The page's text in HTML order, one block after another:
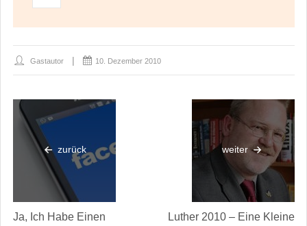
Gastautor 10. Dezember 2010
zurück
Ja, Ich Habe Einen
weiter
Luther 2010 – Eine Kleine